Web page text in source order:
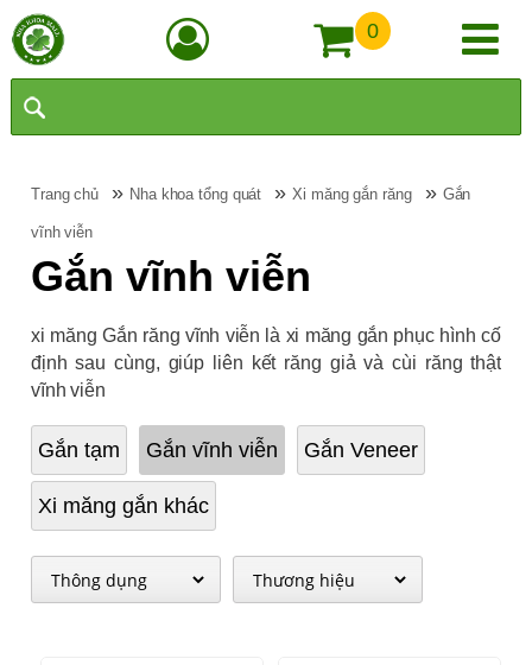
0
Trang chủ » Nha khoa tổng quát »Xi măng gắn răng » Gắn
vĩnh viễn
Gắn vĩnh viễn
xi măng Gắn răng vĩnh viễn là xi măng gắn phục hình cố
định sau cùng, giúp liên kết răng giả và cùi răng thật
vĩnh viễn
Gắn tạm Gắn vĩnh viễn Gắn Veneer
Xi măng gắn khác